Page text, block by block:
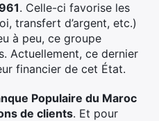
. Celle-ci favorise les
transfert d’argent, etc.)
à peu, ce groupe
Actuellement, ce dernier
financier de cet État.
Populaire du Maroc
de clients. Et pour